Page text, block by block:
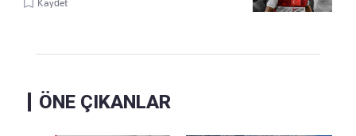
Kaydet
ÖNE ÇIKANLAR